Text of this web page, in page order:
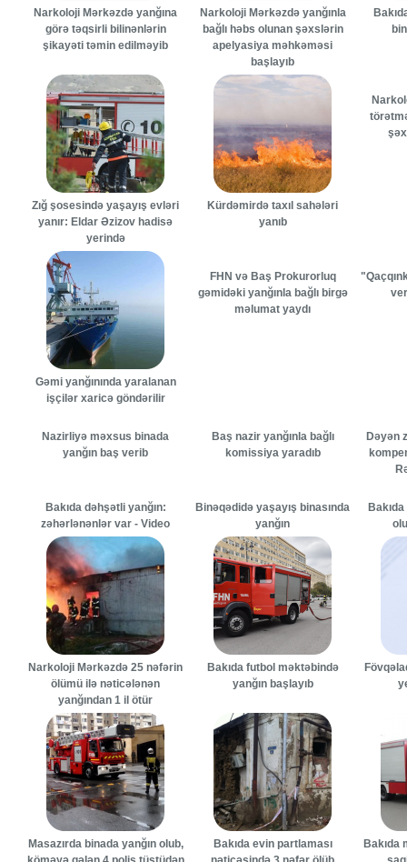
Narkoloji Mərkəzdə yanğına
görə təqsirli bilinənlərin
şikayəti təmin edilməyib
Narkoloji Mərkəzdə yanğınla
bağlı həbs olunan şəxslərin
apelyasiya məhkəməsi
başlayıb
Zığ şosesində yaşayış evləri
yanır: Eldar Əzizov hadisə
yerində
Kürdəmirdə taxıl sahələri
yanıb
Gəmi yanğınında yaralanan
işçilər xaricə göndərilir
FHN və Baş Prokurorluq
gəmidəki yanğınla bağlı birgə
məlumat yaydı
Nazirliyə məxsus binada
yanğın baş verib
Baş nazir yanğınla bağlı
komissiya yaradıb
Dəyən
Bakıda dəhşətli yanğın:
zəhərlənənlər var - Video
Binəqədidə yaşayış binasında
yanğın
Narkoloji Mərkəzdə 25 nəfərin
ölümü ilə nəticələnən
yanğından 1 il ötür
Bakıda futbol məktəbində
yanğın başlayıb
Masazırda binada yanğın olub,
Bakıda evin partlaması
Bakıda